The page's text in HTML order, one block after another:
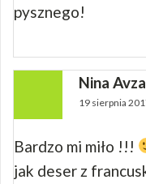
pysznego!
Nina
19 sierpnia
Bardzo mi miło !!!
jak deser z